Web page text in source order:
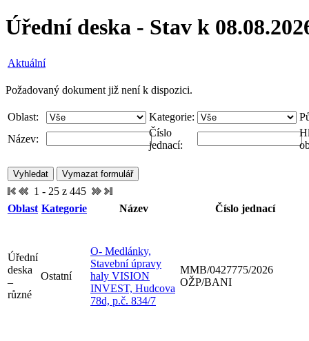
Úřední deska - Stav k
Aktuální
Požadovaný dokument již není k dispozici.
Oblast: Kategorie:
Název:
Číslo
jednací:
1 - 25 z 445
Oblast Kategorie Název Číslo jednací
Úřední
deska
–
různé
Ostatní
O- Medlánky,
Stavební úpravy
haly VISION
INVEST, Hudcova
78d, p.č. 834/7
MMB/0427775/2026
OŽP/BANI